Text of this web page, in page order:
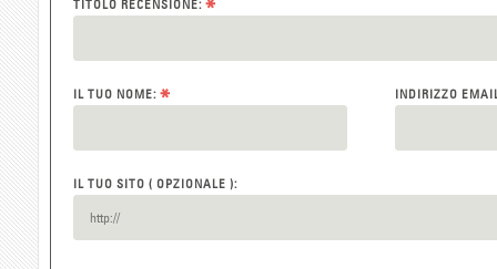
TITOLO RECENSIONE: *
IL TUO NOME: * INDIRIZZO
IL TUO SITO ( OPZIONALE ):